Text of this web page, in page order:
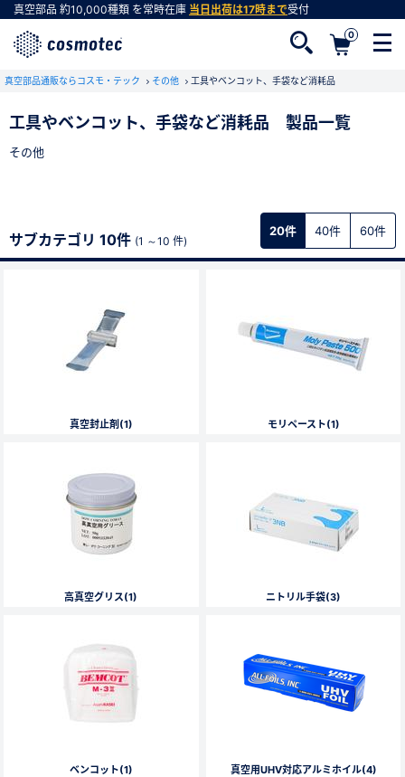
真空部品 約10,000種類 を常時在庫 当日出荷は17時まで受付
0
真空部品通販ならコスモ・テック その他 工具やベンコット、手袋など消耗品
工具やベンコット、手袋など消耗品 製品一覧
その他
サブカテゴリ 10件 (1 ～10 件)
20件 40件 60件
真空封止剤(1) モリペースト(1)
高真空グリス(1) ニトリル手袋(3)
ベンコット(1) 真空用UHV対応アルミホイル(4)
※新規会員登録をお申し込み頂いてから本登録となるまで、数日間かかる場合
があります。また当社の判断によりお断りする場合があります。
※メールアドレスを忘れた方は、
お問い合わせページよりお問い合わせくださ